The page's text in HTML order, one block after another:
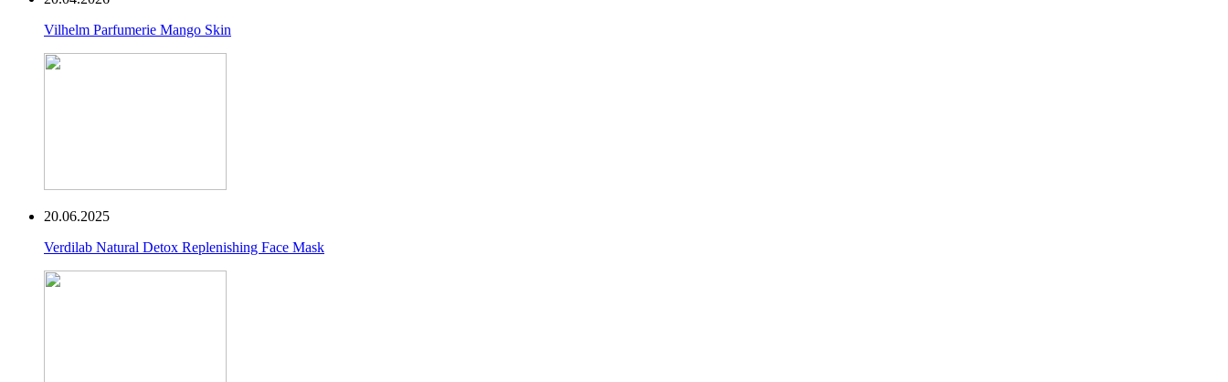
Vilhelm Parfumerie Mango Skin
20.06.2025
Verdilab Natural Detox Replenishing Face Mask